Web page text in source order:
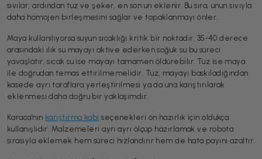
sıvılar, ardından tuz ve şeker, en son un eklenir. Bu sıra, unun sıvıyla
daha homojen birleşmesini sağlar ve topaklanmayı önler.
Maya kullanılıyorsa suyun sıcaklığı kritik bir noktadır. 35-40 derece
arasındaki ılık su mayayı aktive ederken soğuk su bu süreci
yavaşlatır, sıcak su ise mayayı tamamen öldürebilir. Tuz ise maya
ile doğrudan temas ettirilmemelidir. Tuz, mayayı baskıladığından
kasede ayrı taraflara yerleştirilmesi ya da una karıştırılarak
eklenmesi daha doğru bir yaklaşımdır.
Karaca'nın karıştırma kabı seçenekleri ön hazırlık için oldukça
kullanışlıdır. Malzemeleri ayrı ayrı ölçüp hazırlamak ve robota
sırasıyla eklemek hem süreci hızlandırır hem de hata payını azaltır.